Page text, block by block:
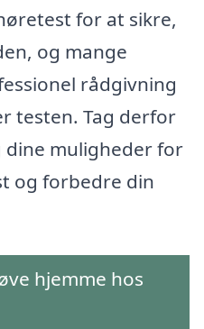
for at sikre,
og mange
rådgivning
testen. Tag derfor
muligheder for
og forbedre din
hjemme hos